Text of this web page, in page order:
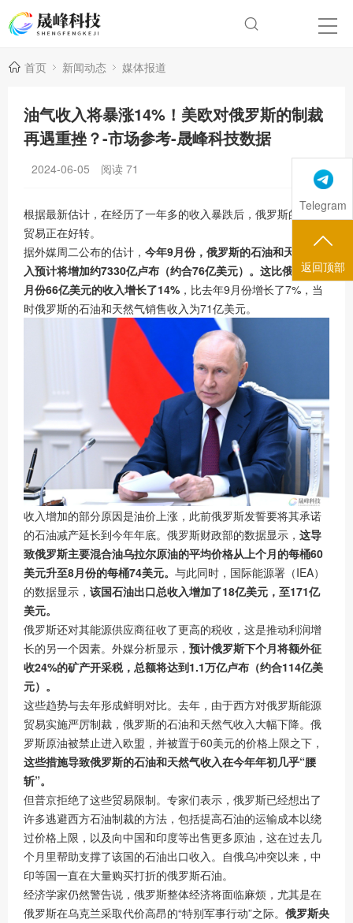
首页 新闻动态 媒体报道
油气收入将暴涨14%！美欧对俄罗斯的制裁
再遇重挫？-市场参考-晟峰科技数据
2024-06-05 阅读 71
根据最新估计，在经历了一年多的收入暴跌后，俄罗斯的能源
贸易正在好转。
据外媒周二公布的估计， 今年9月份，俄罗斯的石油和天然气
入预计将增加约7330亿卢布（约合76亿美元）。这比俄罗斯8
月份66亿美元的收入增长了14% ，比去年9月份增长了7%，当
时俄罗斯的石油和天然气销售收入为71亿美元。
收入增加的部分原因是油价上涨，此前俄罗斯发誓要将其承诺
的石油减产延长到今年年底。俄罗斯财政部的数据显示， 这导
致俄罗斯主要混合油乌拉尔原油的平均价格从上个月的每桶60
美元升至8月份的每桶74美元。 与此同时，国际能源署（IEA）
的数据显示， 该国石油出口总收入增加了18亿美元，至171亿
美元。
俄罗斯还对其能源供应商征收了更高的税收，这是推动利润增
长的另一个因素。外媒分析显示， 预计俄罗斯下个月将额外征
收24%的矿产开采税，总额将达到1.1万亿卢布（约合114亿美
元）。
这些趋势与去年形成鲜明对比。去年，由于西方对俄罗斯能源
贸易实施严厉制裁，俄罗斯的石油和天然气收入大幅下降。俄
罗斯原油被禁止进入欧盟，并被置于60美元的价格上限之下，
这些措施导致俄罗斯的石油和天然气收入在今年年初几乎“腰
斩”。
但普京拒绝了这些贸易限制。专家们表示，俄罗斯已经想出了
许多逃避西方石油制裁的方法，包括提高石油的运输成本以绕
过价格上限，以及向中国和印度等出售更多原油，这在过去几
个月里帮助支撑了该国的石油出口收入。自俄乌冲突以来，中
印等国一直在大量购买打折的俄罗斯石油。
经济学家仍然警告说，俄罗斯整体经济将面临麻烦，尤其是在
俄罗斯在乌克兰采取代价高昂的“特别军事行动”之际。 俄罗斯央
Telegram
返回顶部